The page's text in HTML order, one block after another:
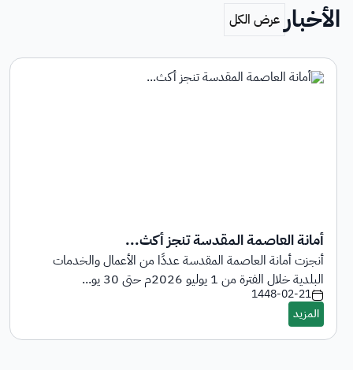
الأخبار
أمانة العاصمة المقدسة تنجز أكث...
أنجزت أمانة العاصمة المقدسة عددًا من الأعمال والخدمات
البلدية خلال الفترة من 1 يوليو 2026م حتى 30 يو...
1448-02-21